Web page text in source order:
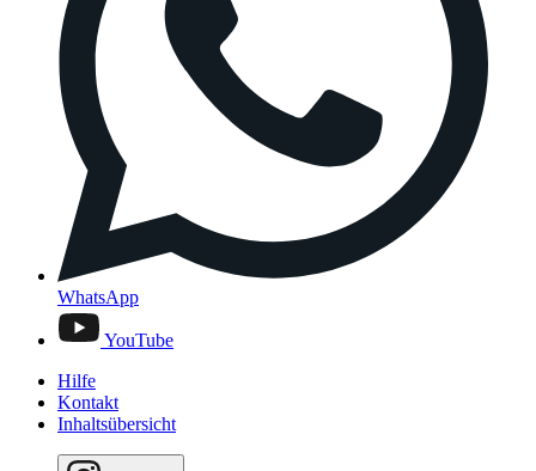
WhatsApp
YouTube
Hilfe
Kontakt
Inhaltsübersicht